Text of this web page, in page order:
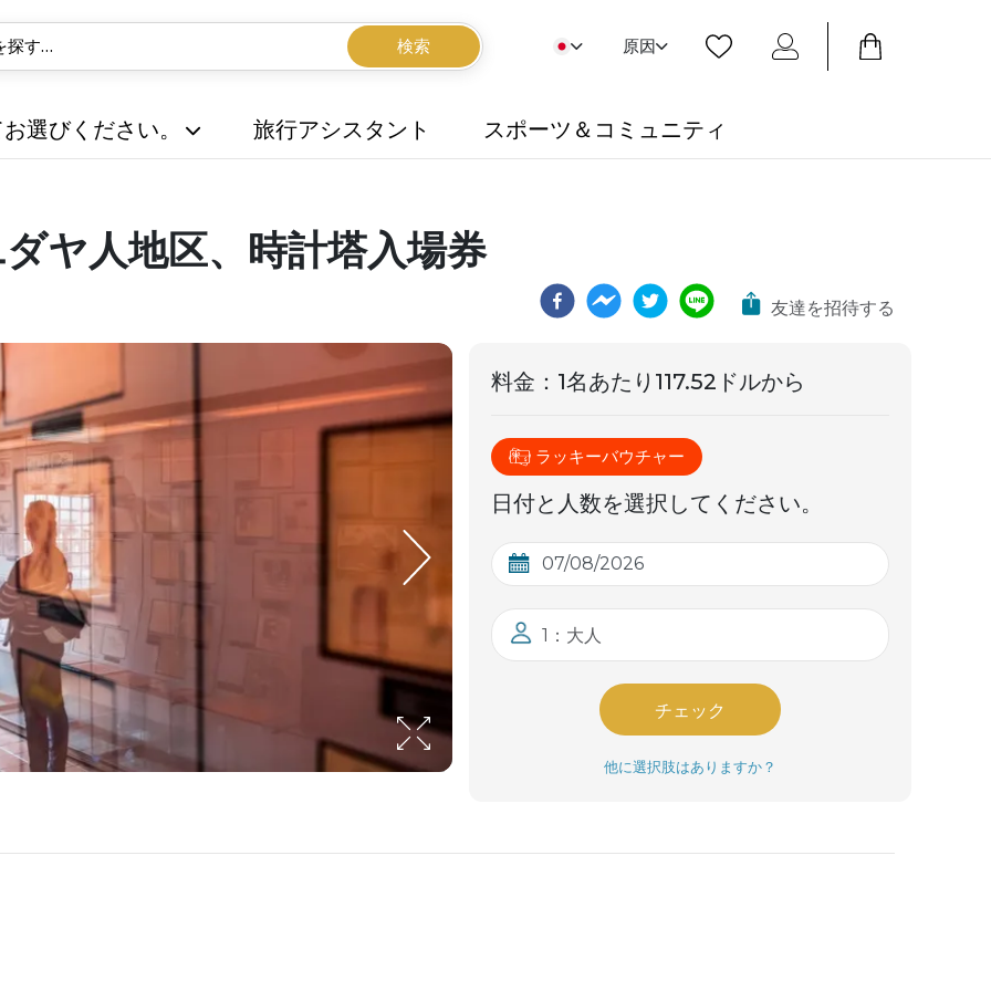
検索 原因
選びください。 旅行アシスタント スポーツ＆コミュニティ
ヤ人地区、時計塔入場券
友達を招待する
料金 ： 1名あたり117.52ドルから
ラッキーバウチャー
日付と人数を選択してください。
1：大人
チェック
他に選択肢はありますか？